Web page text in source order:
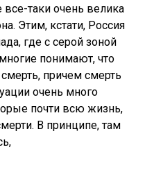
таки очень велика
Этим, кстати, Россия
где с серой зоной
понимают, что
причем смерть
очень много
почти всю жизнь,
В принципе, там